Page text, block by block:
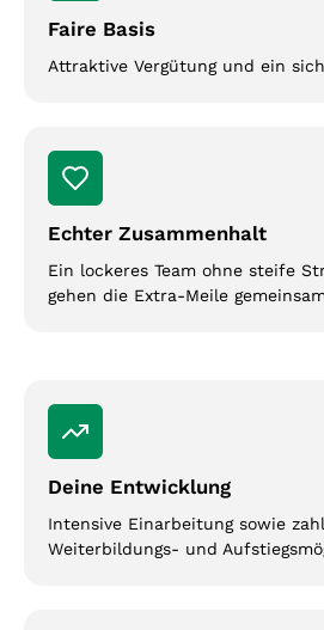
Faire Basis
Attraktive Vergütung und ein
Echter Zusammenhalt
Ein lockeres Team ohne steife
gehen die Extra-Meile
Deine Entwicklung
Intensive Einarbeitung sowie
Weiterbildungs- und